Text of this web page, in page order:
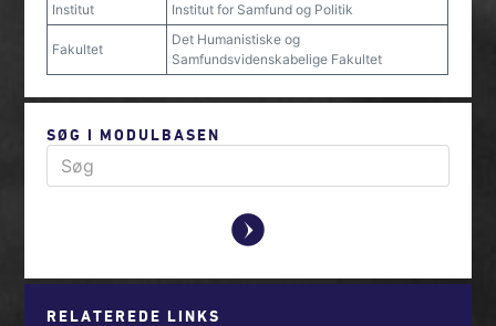
Institut
Institut for Samfund og Politik
Fakultet
Det Humanistiske og
Samfundsvidenskabelige Fakultet
SØG I MODULBASEN
y
RELATEREDE LINKS